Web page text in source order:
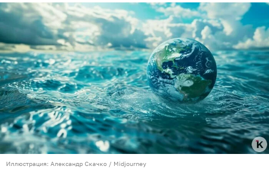
Иллюстрация: Александр Скачко / Midjourney